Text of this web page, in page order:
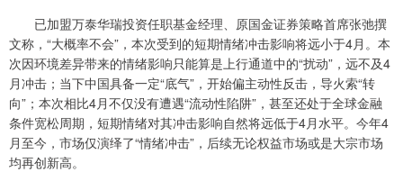
已加盟万泰华瑞投资任职基金经理、原国金证券策略首席张弛撰
文称，“大概率不会”，本次受到的短期情绪冲击影响将远小于4月。本
次因环境差异带来的情绪影响只能算是上行通道中的“扰动”，远不及4
月冲击；当下中国具备一定“底气”，开始偏主动性反击，导火索“转
向”；本次相比4月不仅没有遭遇“流动性陷阱”，甚至还处于全球金融
条件宽松周期，短期情绪对其冲击影响自然将远低于4月水平。今年4
月至今，市场仅演绎了“情绪冲击”，后续无论权益市场或是大宗市场
均再创新高。